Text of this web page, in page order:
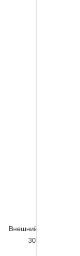
Внешний диаметр
30 мм